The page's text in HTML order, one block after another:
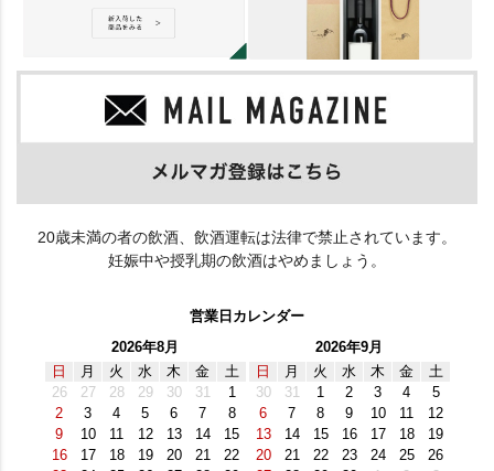
20歳未満の者の飲酒、飲酒運転は法律で禁止されています。
妊娠中や授乳期の飲酒はやめましょう。
営業日カレンダー
2026年8月
日
月 火 水 木 金
土
26
27 28 29 30 31
1
2
3 4 5 6 7
8
9
10 11 12 13 14
15
16
17 18 19 20 21
22
2026年9月
日
月 火 水 木 金
土
30
31 1 2 3 4
5
6
7 8 9 10 11
12
13
14 15 16 17 18
19
20
21 22 23 24 25
26